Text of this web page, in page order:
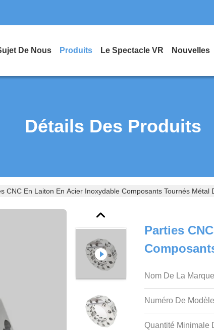
De Nous Produits Le Spectacle VR Nouvelles
Détails Des Produits
CNC En Laiton En Acier Inoxydable Composants Tournés Métal
Parties
Nom De La
Numéro De
Quantité Minimale